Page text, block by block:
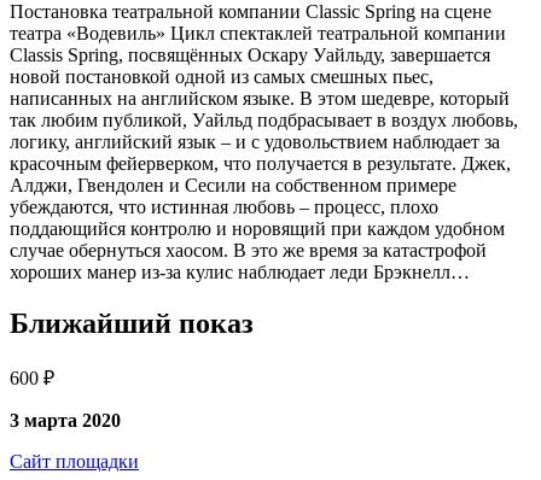
Постановка театральной компании Classic Spring на сцене
театра «Водевиль» Цикл спектаклей театральной компании
Classis Spring, посвящённых Оскару Уайльду, завершается
новой постановкой одной из самых смешных пьес,
написанных на английском языке. В этом шедевре, который
так любим публикой, Уайльд подбрасывает в воздух любовь,
логику, английский язык – и с удовольствием наблюдает за
красочным фейерверком, что получается в результате. Джек,
Алджи, Гвендолен и Сесили на собственном примере
убеждаются, что истинная любовь – процесс, плохо
поддающийся контролю и норовящий при каждом удобном
случае обернуться хаосом. В это же время за катастрофой
хороших манер из-за кулис наблюдает леди Брэкнелл…
Ближайший показ
600 ₽
3 марта 2020
Сайт площадки